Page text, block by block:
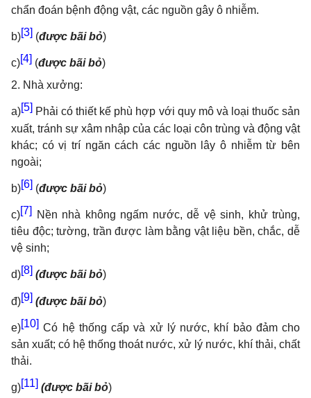
chẩn đoán bệnh động vật, các nguồn gây ô nhiễm.
b)[3] (được bãi bỏ)
c)[4] (được bãi bỏ)
2. Nhà xưởng:
a)[5] Phải có thiết kế phù hợp với quy mô và loại thuốc sản
xuất, tránh sự xâm nhập của các loại côn trùng và động vật
khác; có vị trí ngăn cách các nguồn lây ô nhiễm từ bên
ngoài;
b)[6] (được bãi bỏ)
c)[7]
Nền nhà không ngấm nước, dễ vệ sinh, khử trùng,
tiêu độc; tường, trần được làm bằng vật liệu bền, chắc, dễ
vệ sinh;
d)[8] (được bãi bỏ)
đ)[9] (được bãi bỏ)
e)[10] Có hệ thống cấp và xử lý nước, khí bảo đảm cho
sản xuất; có hệ thống thoát nước, xử lý nước, khí thải, chất
thải.
g)[11] (được bãi bỏ)